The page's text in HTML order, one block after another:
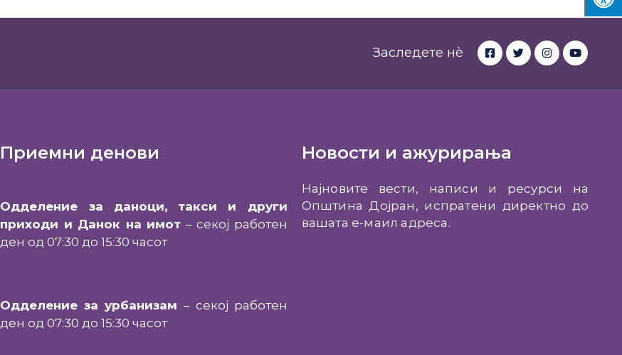
Заследете нè
Приемни денови
Одделение за даноци, такси и други
приходи и Данок на имот – секој работен
ден од 07:30 до 15:30 часот
Одделение за урбанизам – секој работен
ден од 07:30 до 15:30 часот
Новости и ажурирања
Најновите вести, написи и ресурси на
Општина Дојран, испратени директно до
вашата е-маил адреса.